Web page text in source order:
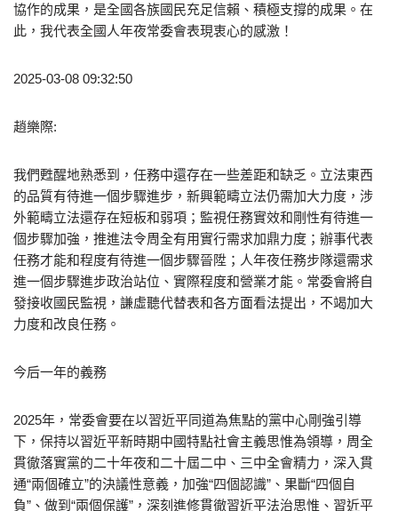
協作的成果，是全國各族國民充足信賴、積極支撐的成果。在
此，我代表全國人年夜常委會表現衷心的感激！
2025-03-08 09:32:50
趙樂際:
我們甦醒地熟悉到，任務中還存在一些差距和缺乏。立法東西
的品質有待進一個步驟進步，新興範疇立法仍需加大力度，涉
外範疇立法還存在短板和弱項；監視任務實效和剛性有待進一
個步驟加強，推進法令周全有用實行需求加鼎力度；辦事代表
任務才能和程度有待進一個步驟晉陞；人年夜任務步隊還需求
進一個步驟進步政治站位、實際程度和營業才能。常委會將自
發接收國民監視，謙虛聽代替表和各方面看法提出，不竭加大
力度和改良任務。
今后一年的義務
2025年，常委會要在以習近平同道為焦點的黨中心剛強引導
下，保持以習近平新時期中國特點社會主義思惟為領導，周全
貫徹落實黨的二十年夜和二十屆二中、三中全會精力，深入貫
通“兩個確立”的決議性意義，加強“四個認識”、果斷“四個自
負”、做到“兩個保護”，深刻進修貫徹習近平法治思惟、習近平